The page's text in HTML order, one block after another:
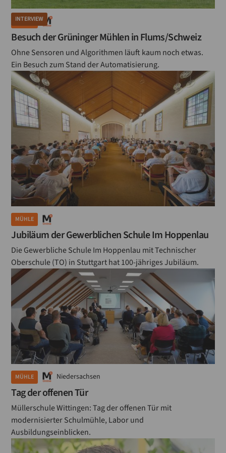
Lebensmittelüberwachung
Lebensmittel
Lagerung
Laboranten
Hülsenfrüchte
Kennzeichnung
IT-Sicherheit
Hygiene
Getreidezüchtung
Getreideforschung
Futtermittel
Fördertechnik
Explosionsschutz
EU-Verordnung
Ernteergebnisse
Ernte
Biogetreide
Ausbildung
Absacken
Annahme
INTERVIEW
MÜHLE
Besuch der Grüninger Mühlen in Flums/Schweiz
Ohne Sensoren und Algorithmen läuft kaum noch etwas.
Ein Besuch zum Stand der Automatisierung.
MÜHLE
Jubiläum der Gewerblichen Schule Im Hoppenlau
Die Gewerbliche Schule Im Hoppenlau mit Technischer
Oberschule (TO) in Stuttgart hat 100-jähriges Jubiläum.
MÜHLE Niedersachsen
Tag der offenen Tür
Müllerschule Wittingen: Tag der offenen Tür mit
modernisierter Schulmühle, Labor und
Ausbildungseinblicken.